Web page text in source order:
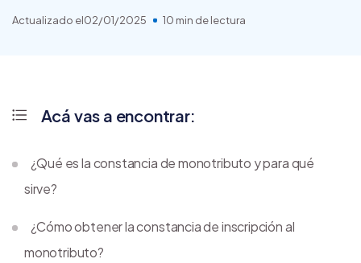
Actualizado el02/01/2025 10 min de lectura
Acá vas a encontrar:
¿Qué es la constancia de monotributo y para qué
sirve?
¿Cómo obtener la constancia de inscripción al
monotributo?